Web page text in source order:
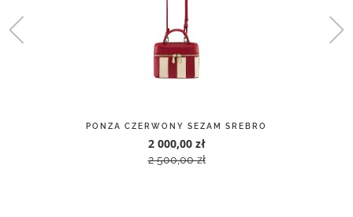
PONZA CZERWONY SEZAM SREBRO
2 000,00 zł
2 500,00 zł